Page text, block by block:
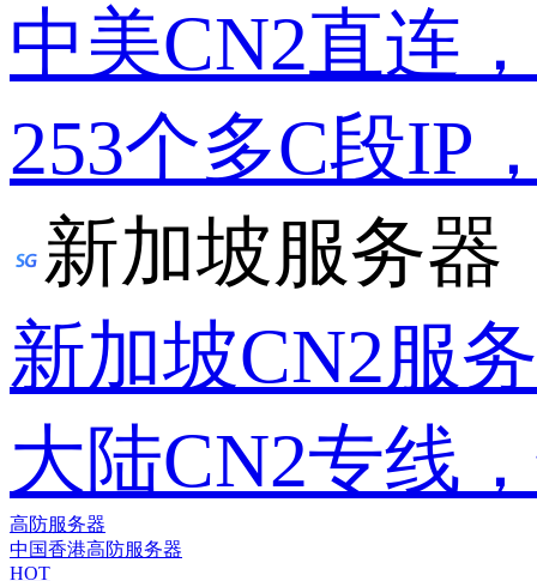
中美CN2直连
253个多C段IP
新加坡服务器
新加坡CN2服
大陆CN2专线
高防服务器
中国香港高防服务器
HOT